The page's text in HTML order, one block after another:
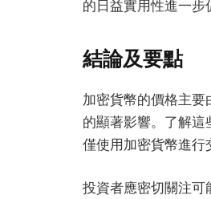
的日益實用性進一步
結論及要點
加密貨幣的價格主
的顯著影響。了解
僅使用加密貨幣進行
投資者應密切關注